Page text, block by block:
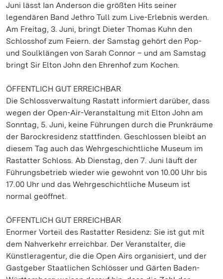
Juni lässt Ian Anderson die größten Hits seiner
legendären Band Jethro Tull zum Live-Erlebnis werden.
Am Freitag, 3. Juni, bringt Dieter Thomas Kuhn den
Schlosshof zum Feiern. der Samstag gehört den Pop-
und Soulklängen von Sarah Connor – und am Samstag
bringt Sir Elton John den Ehrenhof zum Kochen.
ÖFFENTLICH GUT ERREICHBAR
Die Schlossverwaltung Rastatt informiert darüber, dass
wegen der Open-Air-Veranstaltung mit Elton John am
Sonntag, 5. Juni, keine Führungen durch die Prunkräume
der Barockresidenz stattfinden. Geschlossen bleibt an
diesem Tag auch das Wehrgeschichtliche Museum im
Rastatter Schloss. Ab Dienstag, den 7. Juni läuft der
Führungsbetrieb wieder wie gewohnt von 10.00 Uhr bis
17.00 Uhr und das Wehrgeschichtliche Museum ist
normal geöffnet.
ÖFFENTLICH GUT ERREICHBAR
Enormer Vorteil des Rastatter Residenz: Sie ist gut mit
dem Nahverkehr erreichbar. Der Veranstalter, die
Künstleragentur, die die Open Airs organisiert, und der
Gastgeber Staatlichen Schlösser und Gärten Baden-